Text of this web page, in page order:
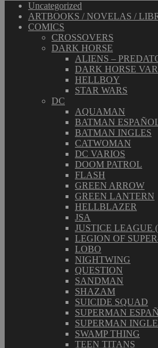
Uncategorized
ARTBOOKS / NOVELAS /
COMICS
CROSSOVERS
DARK HORSE
ALIENS –
DARK HORSE
HELLBOY
STAR WARS
DC
AQUAMAN
BATMAN
BATMAN INGLES
CATWOMAN
DC VARIOS
DOOM PATROL
FLASH
GREEN ARROW
GREEN LANTERN
HELLBLAZER
JSA
JUSTICE LEAGUE
LEGION OF
LOBO
NIGHTWING
QUESTION
SANDMAN
SHAZAM
SUICIDE SQUAD
SUPERMAN
SUPERMAN
SWAMP THING
TEEN TITANS